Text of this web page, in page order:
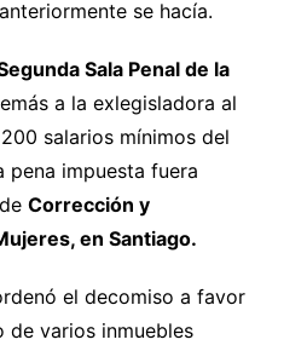
se hacía.
Sala Penal de la
a la exlegisladora al
salarios mínimos del
impuesta fuera
Corrección y
en Santiago.
el decomiso a favor
de varios inmuebles